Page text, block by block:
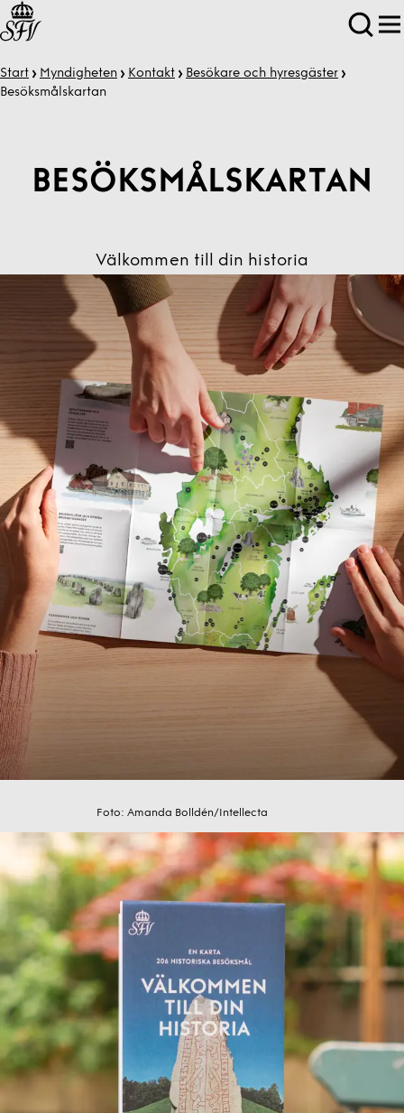
Start Myndigheten Kontakt
Besökare och hyresgäster
Besöksmåls­kartan
BESÖKSMÅLS­KARTAN
Välkommen till din historia
Foto: Amanda Bolldén/Intellecta